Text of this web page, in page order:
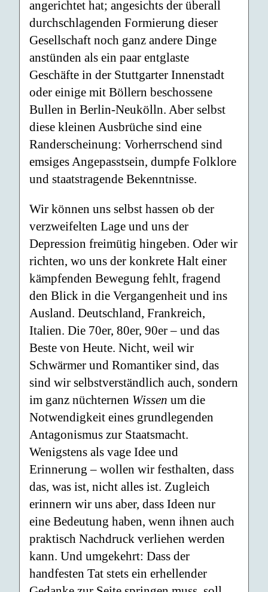
angerichtet hat; angesichts der überall
durchschlagenden Formierung dieser
Gesellschaft noch ganz andere Dinge
anstünden als ein paar entglaste
Geschäfte in der Stuttgarter Innenstadt
oder einige mit Böllern beschossene
Bullen in Berlin-Neukölln. Aber selbst
diese kleinen Ausbrüche sind eine
Randerscheinung: Vorherrschend sind
emsiges Angepasstsein, dumpfe Folklore
und staatstragende Bekenntnisse.
Wir können uns selbst hassen ob der
verzweifelten Lage und uns der
Depression freimütig hingeben. Oder wir
richten, wo uns der konkrete Halt einer
kämpfenden Bewegung fehlt, fragend
den Blick in die Vergangenheit und ins
Ausland. Deutschland, Frankreich,
Italien. Die 70er, 80er, 90er – und das
Beste von Heute. Nicht, weil wir
Schwärmer und Romantiker sind, das
sind wir selbstverständlich auch, sondern
im ganz nüchternen Wissen um die
Notwendigkeit eines grundlegenden
Antagonismus zur Staatsmacht.
Wenigstens als vage Idee und
Erinnerung – wollen wir festhalten, dass
das, was ist, nicht alles ist. Zugleich
erinnern wir uns aber, dass Ideen nur
eine Bedeutung haben, wenn ihnen auch
praktisch Nachdruck verliehen werden
kann. Und umgekehrt: Dass der
handfesten Tat stets ein erhellender